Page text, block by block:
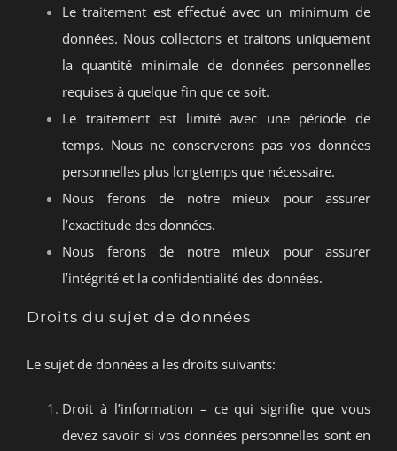
Le traitement est effectué avec un minimum de
données. Nous collectons et traitons uniquement
la quantité minimale de données personnelles
requises à quelque fin que ce soit.
Le traitement est limité avec une période de
temps. Nous ne conserverons pas vos données
personnelles plus longtemps que nécessaire.
Nous ferons de notre mieux pour assurer
l’exactitude des données.
Nous ferons de notre mieux pour assurer
l’intégrité et la confidentialité des données.
Droits du sujet de données
Le sujet de données a les droits suivants:
Droit à l’information – ce qui signifie que vous
devez savoir si vos données personnelles sont en